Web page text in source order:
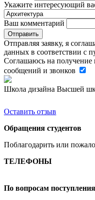
Укажите интересующий
Ваш комментарий
Отправляя заявку, я
данных в соответствии с
Соглашаюсь на
сообщений и звонков
Школа дизайна Высшей
Оставить отзыв
Обращения студентов
Поблагодарить или
ТЕЛЕФОНЫ
По вопросам поступления